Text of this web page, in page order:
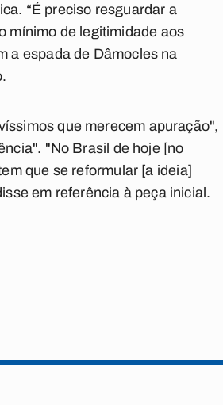
“É preciso resguardar a
mínimo de legitimidade aos
a espada de Dâmocles na
que merecem apuração",
"No Brasil de hoje [no
que se reformular [a ideia]
em referência à peça inicial.